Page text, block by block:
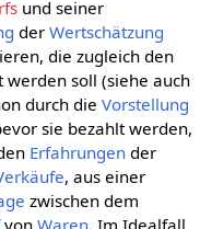
und seiner
der Wertschätzung
die zugleich den
soll (siehe auch
durch die Vorstellung
sie bezahlt werden,
Erfahrungender
, aus einer
zwischen dem